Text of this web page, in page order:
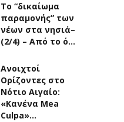
Το “δικαίωμα
παραμονής” των
νέων στα νησιά–
(2/4) – Από το ό…
Ανοιχτοί
Ορίζοντες στο
Νότιο Αιγαίο:
«Κανένα Mea
Culpa»…